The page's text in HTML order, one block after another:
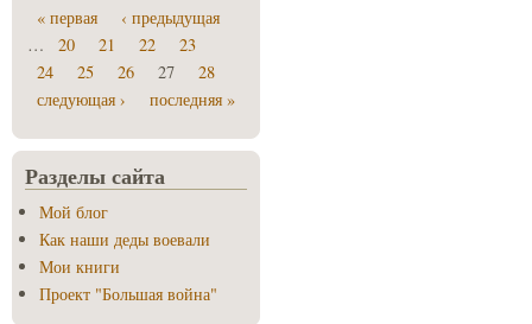
« первая
‹ предыдущая
…
20 21 22
23
24
25 26 27
28
следующая ›
последняя »
Разделы сайта
Мой блог
Как наши деды воевали
Мои книги
Проект "Большая война"